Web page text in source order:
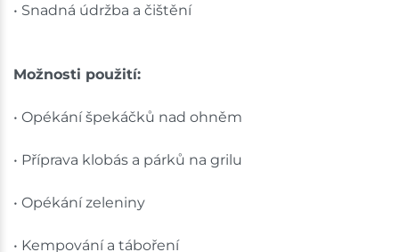
• Snadná údržba a čištění
Možnosti použití:
• Opékání špekáčků nad ohněm
• Příprava klobás a párků na grilu
• Opékání zeleniny
• Kempování a táboření